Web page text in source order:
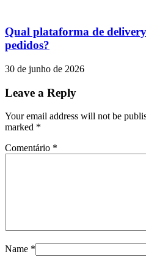
Qual plataforma de
pedidos?
30 de junho de 2026
Leave a Reply
Your email address will not be
marked *
Comentário *
Name *